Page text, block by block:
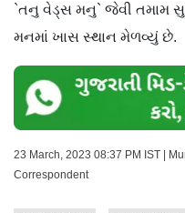
`તનુ વેડ્સ મનુ` જેવી તમામ
મનમાં ખાસ સ્થાન મેળવ્યું છે.
23 March, 2023 08:37 PM IST |
Correspondent